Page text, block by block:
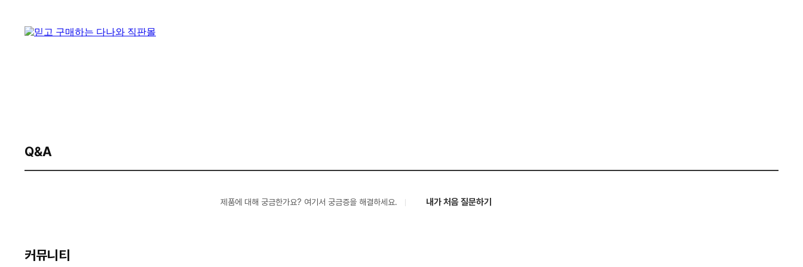
Q&A
제품에 대해 궁금한가요? 여기서 궁금증을 해결하세요. 내가 처음 질문하기
커뮤니티